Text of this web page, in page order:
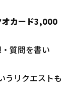
オカード3,000
質問を書い
うリクエストも